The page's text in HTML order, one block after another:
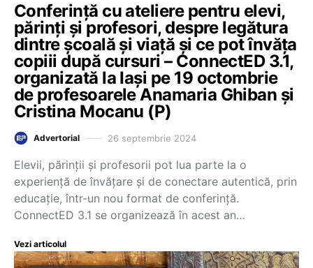
Conferință cu ateliere pentru elevi,
părinți și profesori, despre legătura
dintre școală și viață și ce pot învăța
copiii după cursuri – ConnectED 3.1,
organizată la Iași pe 19 octombrie
de profesoarele Anamaria Ghiban și
Cristina Mocanu (P)
Advertorial 26 septembrie 2024
Elevii, părinții și profesorii pot lua parte la o
experiență de învățare și de conectare autentică, prin
educație, într-un nou format de conferință.
ConnectED 3.1 se organizează în acest an…
Vezi articolul